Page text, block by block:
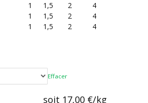
1 1,5 2
4
1 1,5 2
4
1 1,5 2 4
Effacer
soit 17,00 €/kg